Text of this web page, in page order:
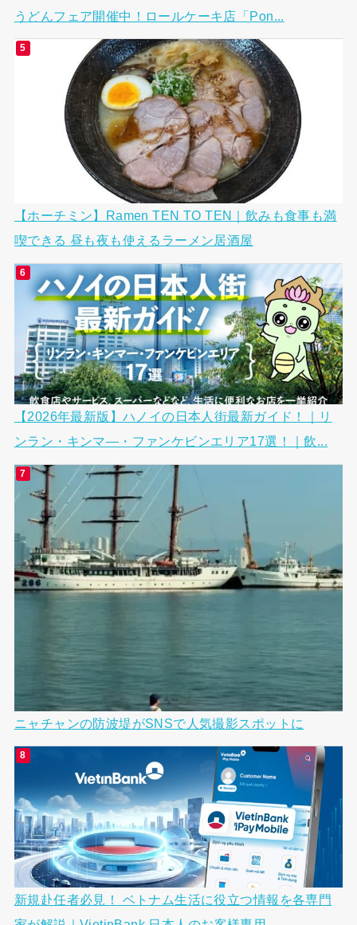
うどんフェア開催中！ロールケーキ店「Pon...
【ホーチミン】Ramen TEN TO TEN｜飲みも食事も満
喫できる 昼も夜も使えるラーメン居酒屋
【2026年最新版】ハノイの日本人街最新ガイド！｜リ
ンラン・キンマ―・ファンケビンエリア17選！｜飲...
ニャチャンの防波堤がSNSで人気撮影スポットに
新規赴任者必見！ ベトナム生活に役立つ情報を各専門